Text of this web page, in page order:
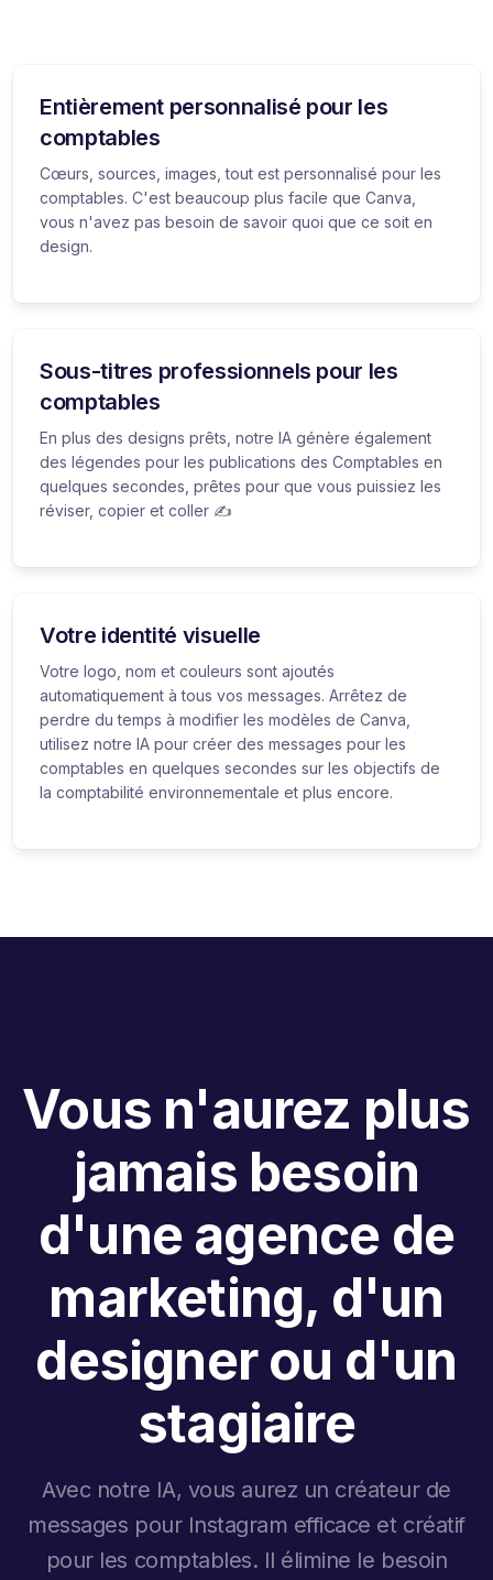
Entièrement personnalisé pour les
comptables
Cœurs, sources, images, tout est personnalisé pour les
comptables. C'est beaucoup plus facile que Canva,
vous n'avez pas besoin de savoir quoi que ce soit en
design.
Sous-titres professionnels pour les
comptables
En plus des designs prêts, notre IA génère également
des légendes pour les publications des Comptables en
quelques secondes, prêtes pour que vous puissiez les
réviser, copier et coller ✍️
Votre identité visuelle
Votre logo, nom et couleurs sont ajoutés
automatiquement à tous vos messages. Arrêtez de
perdre du temps à modifier les modèles de Canva,
utilisez notre IA pour créer des messages pour les
comptables en quelques secondes sur les objectifs de
la comptabilité environnementale et plus encore.
Vous n'aurez plus
jamais besoin
d'une agence de
marketing, d'un
designer ou d'un
stagiaire
Avec notre IA, vous aurez un créateur de
messages pour Instagram efficace et créatif
pour les comptables. Il élimine le besoin